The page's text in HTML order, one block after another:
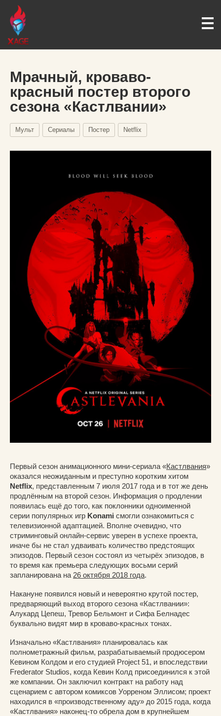
Мрачный, кроваво-
красный постер второго
сезона «Кастлвании»
Мульт Сериалы Постер Netflix
Первый сезон анимационного мини-сериала «Кастлвания»
оказался неожиданным и преступно коротким хитом
Netflix, представленным 7 июля 2017 года и в тот же день
продлённым на второй сезон. Информация о продлении
появилась ещё до того, как поклонники одноименной
серии популярных игр Konami смогли ознакомиться с
телевизионной адаптацией. Вполне очевидно, что
стриминговый онлайн-сервис уверен в успехе проекта,
иначе бы не стал удваивать количество предстоящих
эпизодов. Первый сезон состоял из четырёх эпизодов, в
то время как премьера следующих восьми серий
запланирована на 26 октября 2018 года.
Накануне появился новый и невероятно крутой постер,
предваряющий выход второго сезона «Кастлвании»:
Алукард Цепеш, Тревор Бельмонт и Сифа Белнадес
буквально видят мир в кроваво-красных тонах.
Изначально «Кастлвания» планировалась как
полнометражный фильм, разрабатываемый продюсером
Кевином Колдом и его студией Project 51, и впоследствии
Frederator Studios, когда Кевин Колд присоединился к этой
же компании. Он заключил контракт на работу над
сценарием с автором комиксов Уорреном Эллисом; проект
находился в «производственному аду» до 2015 года, когда
«Кастлвания» наконец-то обрела дом в крупнейшем